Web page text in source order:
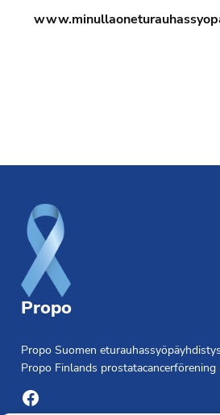
Propo
Propo Suomen
Propo Finlands prostatacancerförening
Facebook